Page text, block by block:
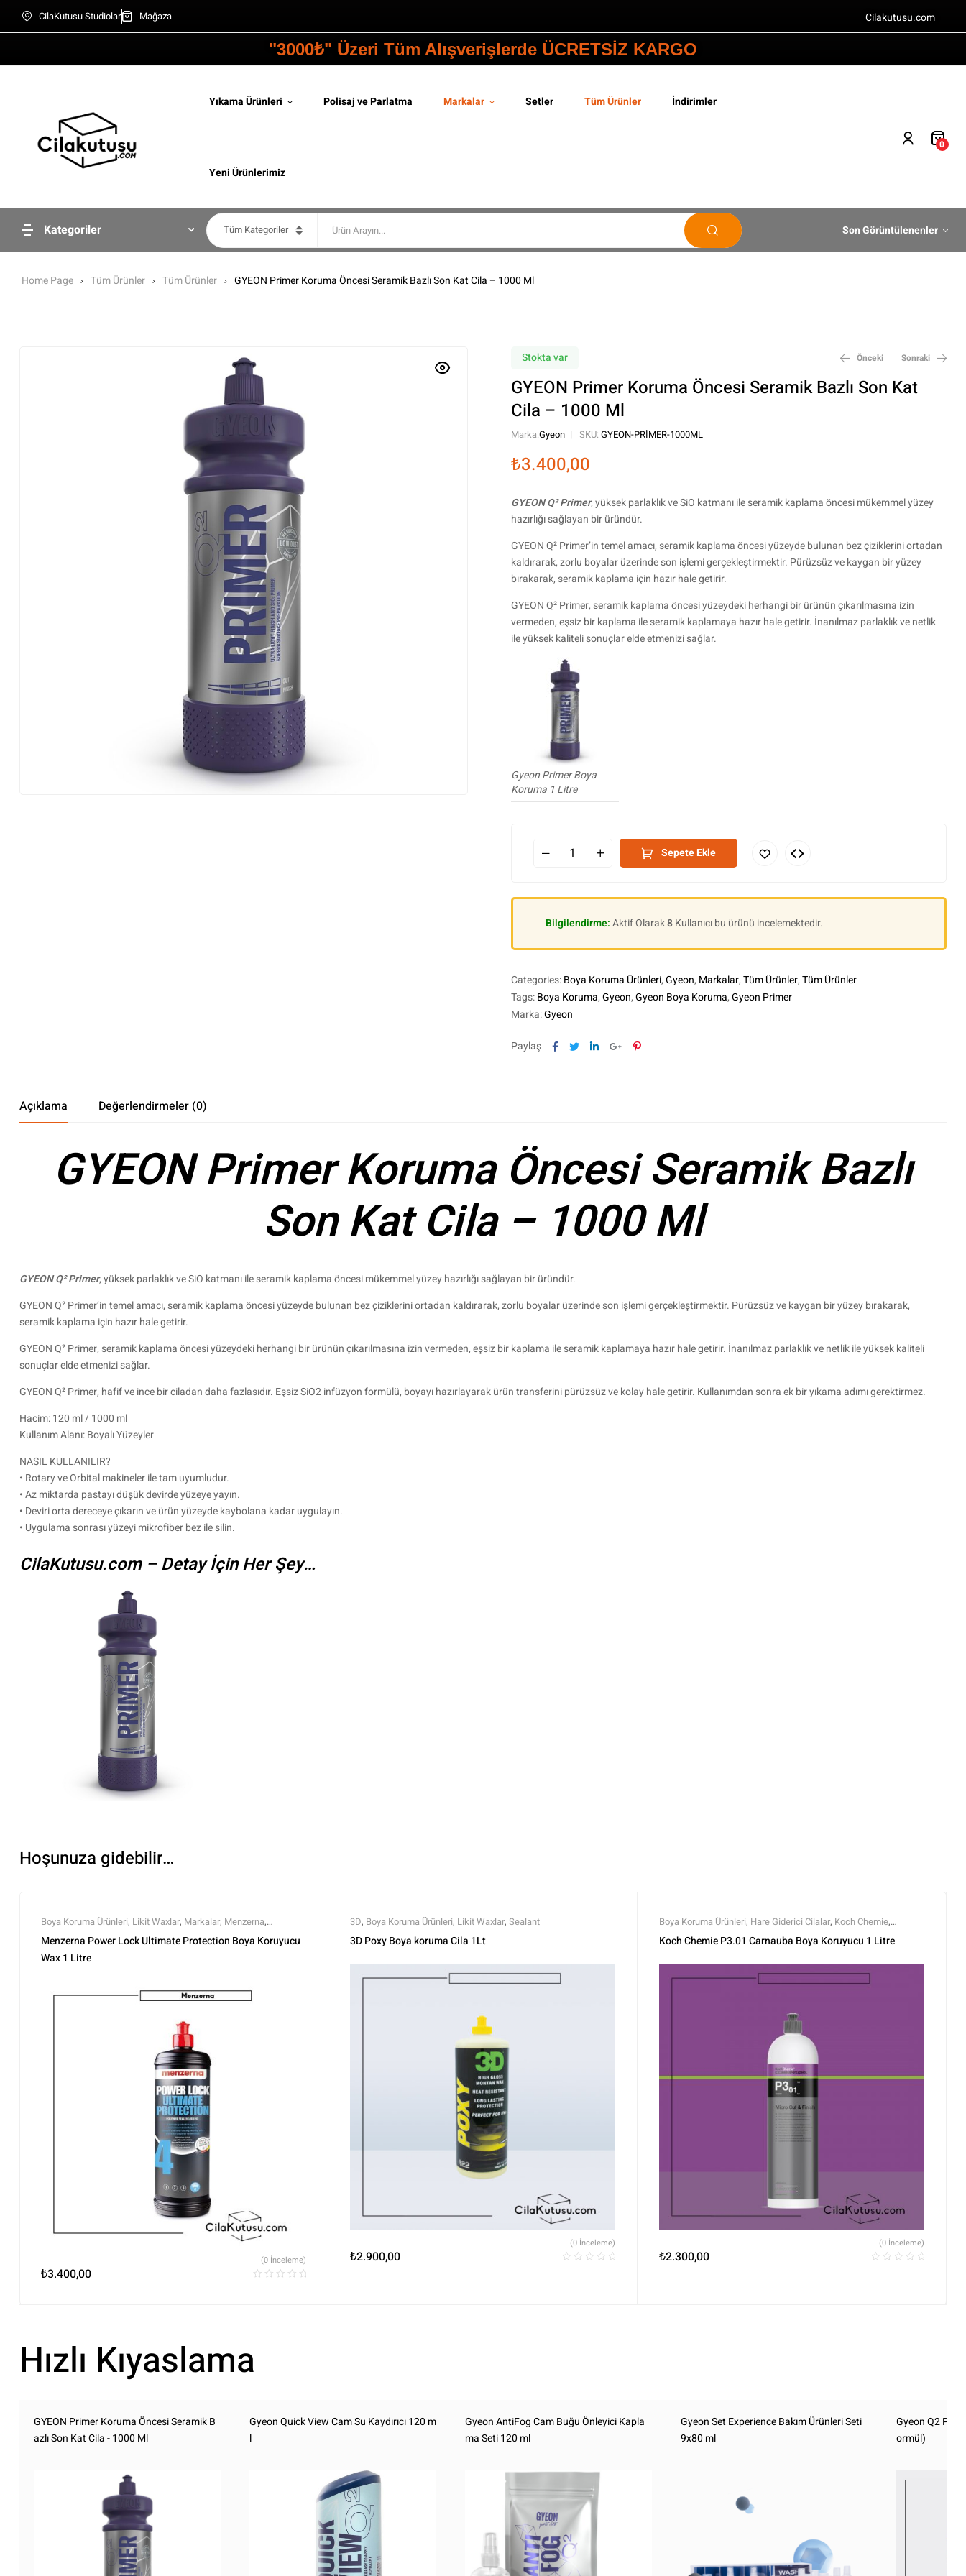
CilaKutusu Studiolar Mağaza Cilakutusu.com
"3000₺" Üzeri Tüm Alışverişlerde ÜCRETSİZ KARGO
Yıkama Ürünleri Polisaj ve Parlatma Markalar Setler Tüm Ürünler İndirimler
Yeni Ürünlerimiz
0
Kategoriler Tüm Kategoriler Son Görüntülenenler
Home Page Tüm Ürünler Tüm Ürünler GYEON Primer Koruma Öncesi Seramik Bazlı Son Kat Cila – 1000 Ml
Stokta var Önceki Sonraki
GYEON Primer Koruma Öncesi Seramik Bazlı Son Kat
Cila – 1000 Ml
Marka:Gyeon SKU: GYEON-PRIMER-1000ML
₺3.400,00
GYEON Q² Primer, yüksek parlaklık ve SiO katmanı ile seramik kaplama öncesi mükemmel yüzey
hazırlığı sağlayan bir üründür.
GYEON Q² Primer’in temel amacı, seramik kaplama öncesi yüzeyde bulunan bez çiziklerini ortadan
kaldırarak, zorlu boyalar üzerinde son işlemi gerçekleştirmektir. Pürüzsüz ve kaygan bir yüzey
bırakarak, seramik kaplama için hazır hale getirir.
GYEON Q² Primer, seramik kaplama öncesi yüzeydeki herhangi bir ürünün çıkarılmasına izin
vermeden, eşsiz bir kaplama ile seramik kaplamaya hazır hale getirir. İnanılmaz parlaklık ve netlik
ile yüksek kaliteli sonuçlar elde etmenizi sağlar.
Gyeon Primer Boya
Koruma 1 Litre
Sepete Ekle
Bilgilendirme:Aktif Olarak8Kullanıcı bu ürünü incelemektedir.
Categories:Boya Koruma Ürünleri,Gyeon, Markalar,Tüm Ürünler,Tüm Ürünler
Tags:Boya Koruma,Gyeon,Gyeon Boya Koruma,Gyeon Primer
Marka:Gyeon
Paylaş Facebook
TwitterLinkedinGoogle+Pinterest
Açıklama Değerlendirmeler (0)
GYEON Primer Koruma Öncesi Seramik Bazlı
Son Kat Cila – 1000 Ml
GYEON Q² Primer, yüksek parlaklık ve SiO katmanı ile seramik kaplama öncesi mükemmel yüzey hazırlığı sağlayan bir üründür.
GYEON Q² Primer’in temel amacı, seramik kaplama öncesi yüzeyde bulunan bez çiziklerini ortadan kaldırarak, zorlu boyalar üzerinde son işlemi gerçekleştirmektir. Pürüzsüz ve kaygan bir yüzey bırakarak,
seramik kaplama için hazır hale getirir.
GYEON Q² Primer, seramik kaplama öncesi yüzeydeki herhangi bir ürünün çıkarılmasına izin vermeden, eşsiz bir kaplama ile seramik kaplamaya hazır hale getirir. İnanılmaz parlaklık ve netlik ile yüksek kaliteli
sonuçlar elde etmenizi sağlar.
GYEON Q² Primer, hafif ve ince bir ciladan daha fazlasıdır. Eşsiz SiO2 infüzyon formülü, boyayı hazırlayarak ürün transferini pürüzsüz ve kolay hale getirir. Kullanımdan sonra ek bir yıkama adımı gerektirmez.
Hacim: 120 ml / 1000 ml
Kullanım Alanı: Boyalı Yüzeyler
NASIL KULLANILIR?
• Rotary ve Orbital makineler ile tam uyumludur.
• Az miktarda pastayı düşük devirde yüzeye yayın.
• Deviri orta dereceye çıkarın ve ürün yüzeyde kaybolana kadar uygulayın.
• Uygulama sonrası yüzeyi mikrofiber bez ile silin.
CilaKutusu.com – Detay İçin Her Şey…
Hoşunuza gidebilir…
Boya Koruma Ürünleri, Likit Waxlar, Markalar, Menzerna,
Parlatma,Polisaj ve Parlatma,Tüm Ürünler,Tüm Ürünler,Wax
Ürünleri
Menzerna Power Lock Ultimate Protection Boya Koruyucu
Wax 1 Litre
₺3.400,00
(0 İnceleme)
3D, Boya Koruma Ürünleri, Likit Waxlar, Sealant
3D Poxy Boya koruma Cila 1Lt
₺2.900,00
(0 İnceleme)
Boya Koruma Ürünleri, Hare Giderici Cilalar, Koch Chemie,
Markalar,Polisaj,Tüm Ürünler,Tüm Ürünler
Koch Chemie P3.01 Carnauba Boya Koruyucu 1 Litre
₺2.300,00
(0 İnceleme)
Hızlı Kıyaslama
GYEON Primer Koruma Öncesi Seramik B
azlı Son Kat Cila - 1000 Ml
Gyeon Quick View Cam Su Kaydırıcı 120 m
l
Gyeon AntiFog Cam Buğu Önleyici Kapla
ma Seti 120 ml
Gyeon Set Experience Bakım Ürünleri Seti
9x80 ml
Gyeon Q2
ormül)